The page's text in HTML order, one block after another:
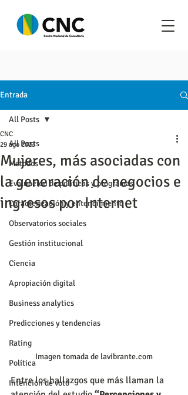
Entrada
All Posts
Metodos
Evaluación de políticas y programas
Caracterización y entendimiento
Observatorios sociales
Gestión institucional
Ciencia
Apropiación digital
Business analytics
Predicciones y tendencias
Rating
Política
Intención de voto
All Posts
Mujeres, más asociadas con
la generación de negocios e
ingresos por Internet
CNC
29 ago 2023
Imagen tomada de lavibrante.com
Entre los hallazgos que más llaman la